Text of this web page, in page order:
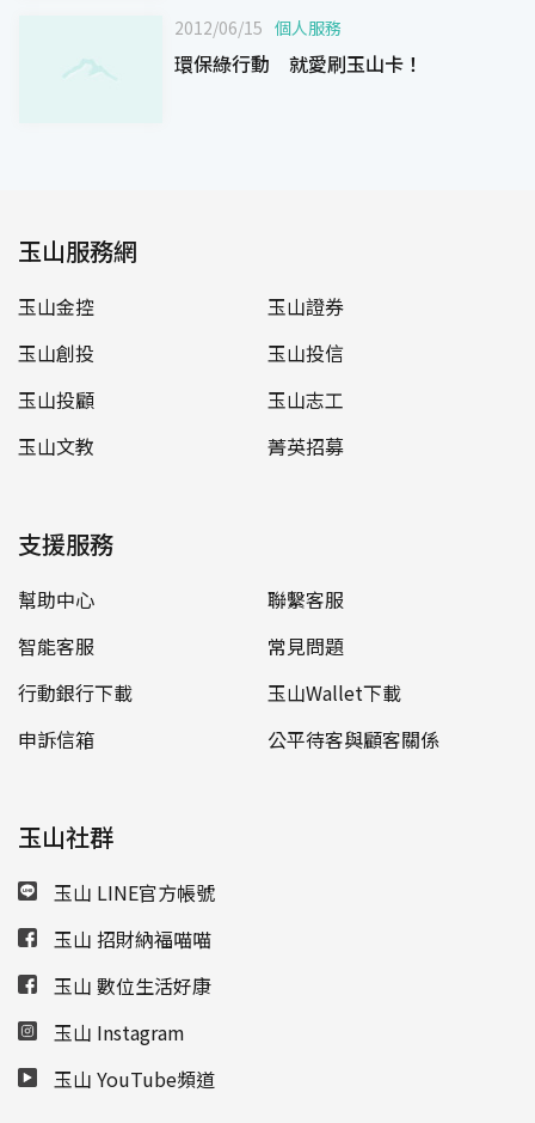
2012/06/15 個人服務
環保綠行動 就愛刷玉山卡！
玉山服務網
玉山金控
玉山證券
玉山創投
玉山投信
玉山投顧
玉山志工
玉山文教
菁英招募
支援服務
幫助中心
聯繫客服
智能客服
常見問題
行動銀行下載
玉山Wallet下載
申訴信箱
公平待客與顧客關係
玉山社群
玉山 LINE官方帳號
玉山 招財納福喵喵
玉山 數位生活好康
玉山 Instagram
玉山 YouTube頻道